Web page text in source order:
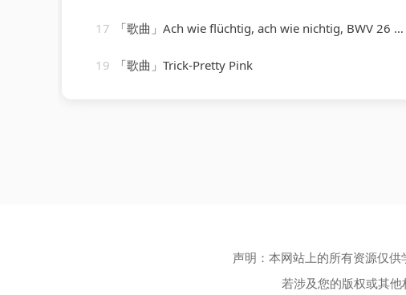
17 「歌曲」Ach wie flüchtig, ach wie nichtig, BWV 26 VI. Ach wie flüchtig, ach wie nichtig
19 「歌曲」Trick-Pretty Pink
声明：本网站上的所有资源仅
若涉及您的版权或其